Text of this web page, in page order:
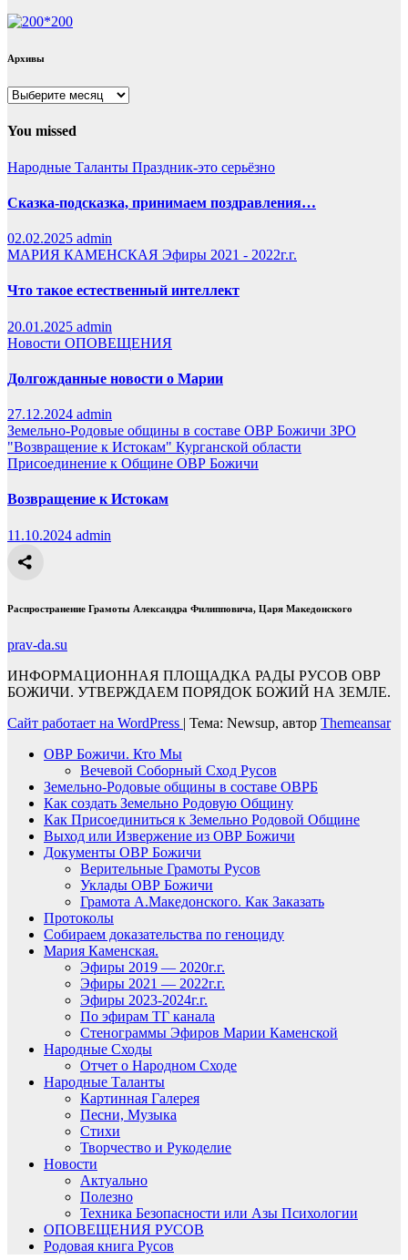
Архивы
Архивы
You missed
Народные Таланты Праздник-это серьёзно
Сказка-подсказка, принимаем поздравления…
02.02.2025 admin
МАРИЯ КАМЕНСКАЯ Эфиры 2021 - 2022г.г.
Что такое естественный интеллект
20.01.2025 admin
Новости ОПОВЕЩЕНИЯ
Долгожданные новости о Марии
27.12.2024 admin
Земельно-Родовые общины в составе ОВР Божичи ЗРО
"Возвращение к Истокам" Курганской области
Присоединение к Общине ОВР Божичи
Возвращение к Истокам
11.10.2024 admin
Распространение Грамоты Александра Филипповича, Царя Македонского
prav-da.su
ИНФОРМАЦИОННАЯ ПЛОЩАДКА РАДЫ РУСОВ ОВР
БОЖИЧИ. УТВЕРЖДАЕМ ПОРЯДОК БОЖИЙ НА ЗЕМЛЕ.
Сайт работает на WordPress | Тема: Newsup, автор Themeansar
ОВР Божичи. Кто Мы
Вечевой Соборный Сход Русов
Земельно-Родовые общины в составе ОВРБ
Как создать Земельно Родовую Общину
Как Присоединиться к Земельно Родовой Общине
Выход или Извержение из ОВР Божичи
Документы ОВР Божичи
Верительные Грамоты Русов
Уклады ОВР Божичи
Грамота А.Македонского. Как Заказать
Протоколы
Собираем доказательства по геноциду
Мария Каменская.
Эфиры 2019 — 2020г.г.
Эфиры 2021 — 2022г.г.
Эфиры 2023-2024г.г.
По эфирам ТГ канала
Стенограммы Эфиров Марии Каменской
Народные Сходы
Отчет о Народном Сходе
Народные Таланты
Картинная Галерея
Песни, Музыка
Стихи
Творчество и Рукоделие
Новости
Актуально
Полезно
Техника Безопасности или Азы Психологии
ОПОВЕЩЕНИЯ РУСОВ
Родовая книга Русов